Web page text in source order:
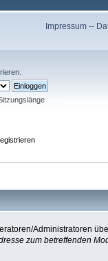
Impressum--
Administratoren
zum betreffenden